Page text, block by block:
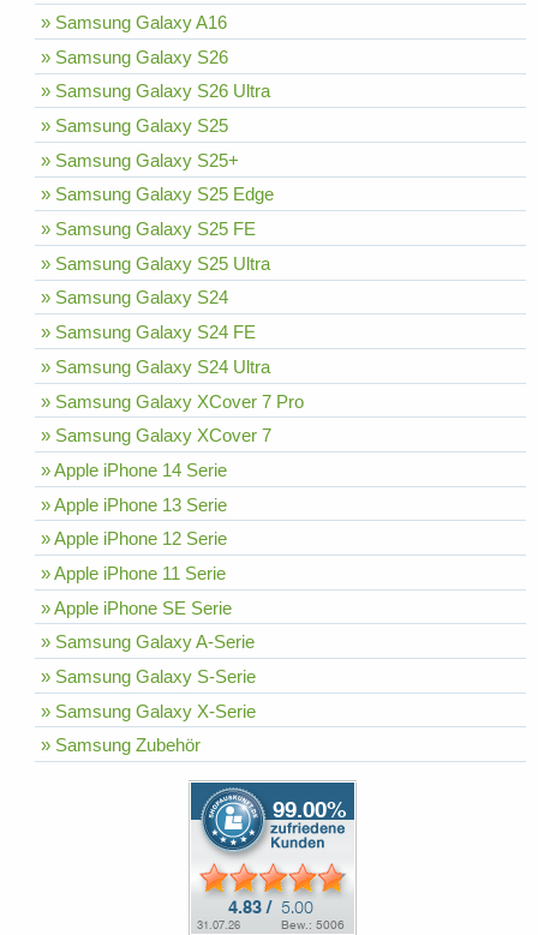
» Samsung Galaxy A16
» Samsung Galaxy S26
» Samsung Galaxy S26 Ultra
» Samsung Galaxy S25
» Samsung Galaxy S25+
» Samsung Galaxy S25 Edge
» Samsung Galaxy S25 FE
» Samsung Galaxy S25 Ultra
» Samsung Galaxy S24
» Samsung Galaxy S24 FE
» Samsung Galaxy S24 Ultra
» Samsung Galaxy XCover 7 Pro
» Samsung Galaxy XCover 7
» Apple iPhone 14 Serie
» Apple iPhone 13 Serie
» Apple iPhone 12 Serie
» Apple iPhone 11 Serie
» Apple iPhone SE Serie
» Samsung Galaxy A-Serie
» Samsung Galaxy S-Serie
» Samsung Galaxy X-Serie
» Samsung Zubehör